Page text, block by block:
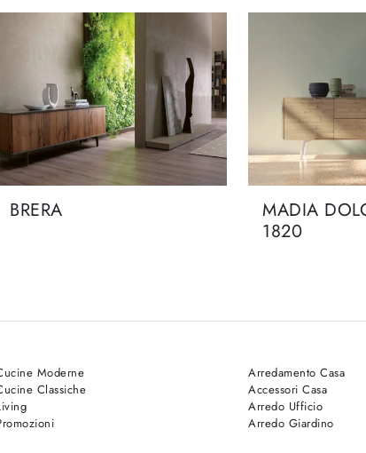
BRERA
MADIA
1820
Moderne
Classiche
Arredamento Casa
Accessori Casa
Arredo Ufficio
Arredo Giardino